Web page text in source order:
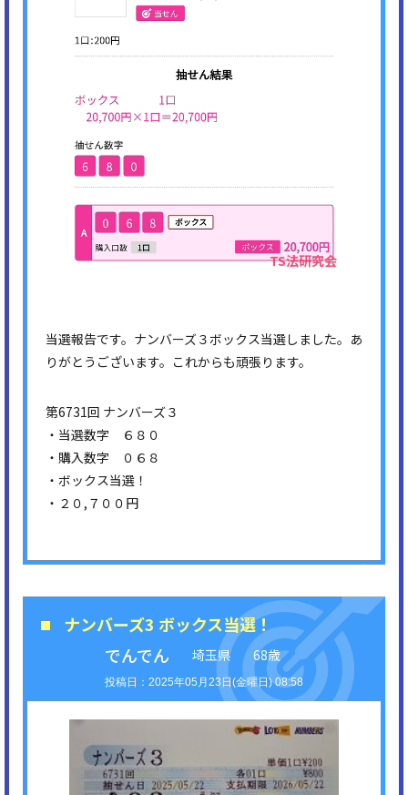
当選報告です。ナンバーズ３ボックス当選しました。あ
りがとうございます。これからも頑張ります。
第6731回 ナンバーズ３
・当選数字 ６８０
・購入数字 ０６８
・ボックス当選！
・２０,７００円
ナンバーズ3 ボックス当選！
でんでん
埼玉県 68歳
2025年05月23日(金曜日) 08:58